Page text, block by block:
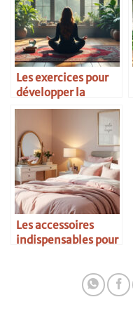
Les exercices pour
développer la
clairvoyance
Les accessoires
indispensables pour